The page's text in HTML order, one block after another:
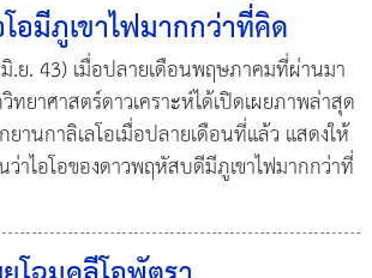
อมีภูเขาไฟมากกว่าที่คิด
.ย. 43) เมื่อปลายเดือนพฤษภาคมที่ผ่านมา
ทยาศาสตร์ดาวเคราะห์ได้เปิดเผยภาพล่าสุด
ยานกาลิเลโอเมื่อปลายเดือนที่แล้ว แสดงให้
ว่าไอโอของดาวพฤหัสบดีมีภูเขาไฟมากกว่าที่